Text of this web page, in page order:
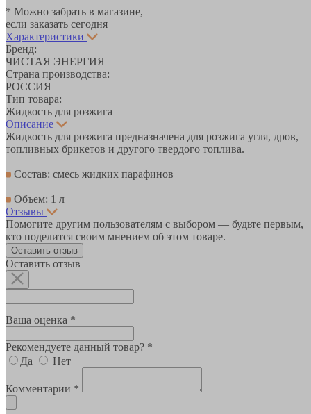
* Можно забрать в магазине,
если заказать сегодня
Характеристики
Бренд:
ЧИСТАЯ ЭНЕРГИЯ
Страна производства:
РОССИЯ
Тип товара:
Жидкость для розжига
Описание
Жидкость для розжига предназначена для розжига угля, дров,
топливных брикетов и другого твердого топлива.
Состав: смесь жидких парафинов
Объем: 1 л
Отзывы
Помогите другим пользователям с выбором — будьте первым,
кто поделится своим мнением об этом товаре.
Оставить отзыв
Оставить отзыв
Ваша оценка *
Рекомендуете данный товар? *
Да
Нет
Комментарии *